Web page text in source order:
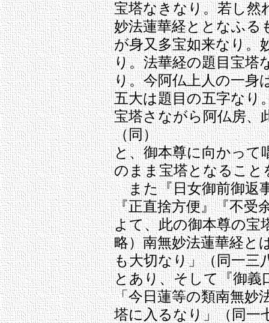
宝塔なきなり。若し然
妙法蓮華経ととなふる
が身又多宝如来なり。
り。法華経の題目宝塔
り。今阿仏上人の一身
五大は題目の五字なり
宝塔さながら阿仏房、
（同）
と、御本尊に向かって
のまま宝塔となるこ
また『日女御前御返
『正直捨方便』『不受
よて、此の御本尊の宝
略）南無妙法蓮華経と
も大切なり」（同一三
とあり、そして『御義
「今日蓮等の類南無妙
塔に入るなり」（同一